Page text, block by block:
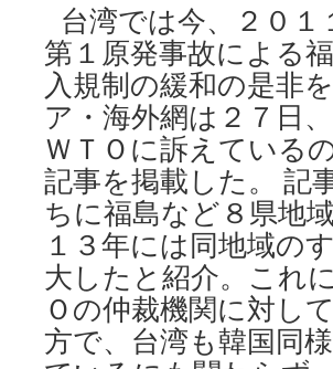
台湾では今、２０
第１原発事故による
入規制の緩和の是非
ア・海外網は２７日
ＷＴＯに訴えている
記事を掲載した。 記
ちに福島など８県地
１３年には同地域の
大したと紹介。これ
Ｏの仲裁機関に対し
方で、台湾も韓国同